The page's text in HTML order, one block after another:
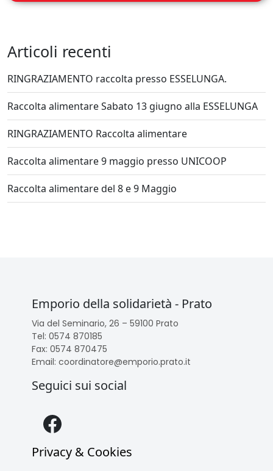
Articoli recenti
RINGRAZIAMENTO raccolta presso ESSELUNGA.
Raccolta alimentare Sabato 13 giugno alla ESSELUNGA
RINGRAZIAMENTO Raccolta alimentare
Raccolta alimentare 9 maggio presso UNICOOP
Raccolta alimentare del 8 e 9 Maggio
Emporio della solidarietà - Prato
Via del Seminario, 26 – 59100 Prato
Tel: 0574 870185
Fax: 0574 870475
Email: coordinatore@emporio.prato.it
Seguici sui social
Facebook
Privacy & Cookies